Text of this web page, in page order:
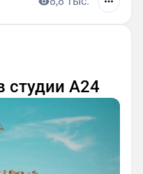
студии A24